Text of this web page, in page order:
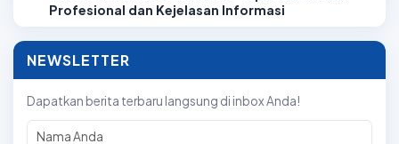
Profesional dan Kejelasan Informasi
NEWSLETTER
Dapatkan berita terbaru langsung di inbox Anda!